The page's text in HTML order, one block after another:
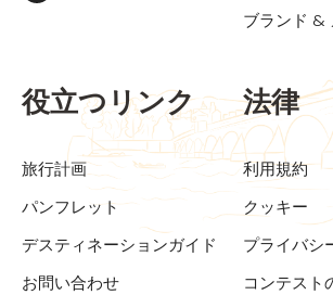
ブランド &
役立つリンク
旅行計画
パンフレット
デスティネーションガイド
お問い合わせ
法律
利用規約
クッキー
プライバシ
コンテスト